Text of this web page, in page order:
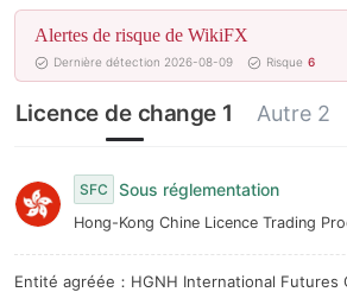
Alertes de risque de WikiFX
Dernière détection 2026-08-09 Risque 6
Licence de change 1 Autre 2
SFC Sous réglementation
Hong-Kong Chine Licence Trading
Entité agréée：HGNH International Futures